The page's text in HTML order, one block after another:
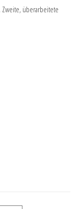
Zweite, überarbeitete